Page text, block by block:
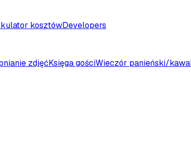
kosztówDevelopers
zdjęćKsięga gościWieczór panieński/